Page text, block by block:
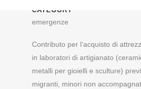
DI
CATEGORY
emergenze
Contributo per l’acquisto di
in laboratori di artigianato
metalli per gioielli e sculture)
migranti, minori non